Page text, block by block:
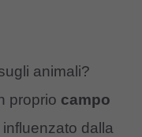
animali?
proprio campo
dalla